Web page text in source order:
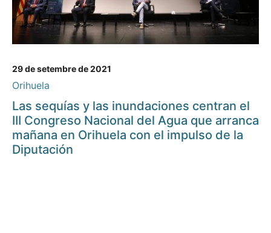
29 de setembre de 2021
Orihuela
Las sequías y las inundaciones centran el
III Congreso Nacional del Agua que arranca
mañana en Orihuela con el impulso de la
Diputación